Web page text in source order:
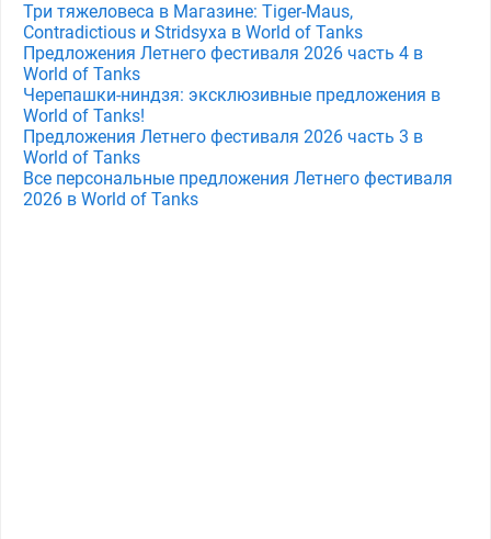
Три тяжеловеса в Магазине: Tiger-Maus,
Contradictious и Stridsyxa в World of Tanks
Предложения Летнего фестиваля 2026 часть 4 в
World of Tanks
Черепашки-ниндзя: эксклюзивные предложения в
World of Tanks!
Предложения Летнего фестиваля 2026 часть 3 в
World of Tanks
Все персональные предложения Летнего фестиваля
2026 в World of Tanks